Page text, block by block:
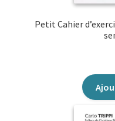
Petit Cahier